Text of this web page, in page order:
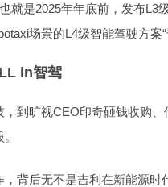
就是2025年年底前，发布L3
场景的L4级智能驾驶方案
in智驾
到旷视CEO印奇砸钱收购
背后无不是吉利在新能源时